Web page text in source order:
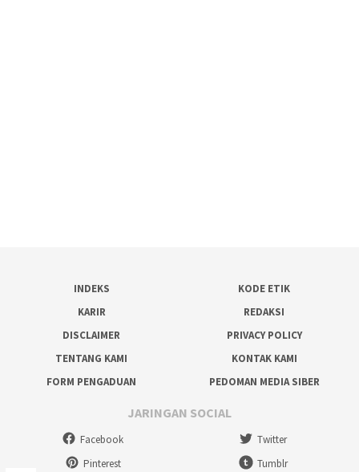
INDEKS
KODE ETIK
KARIR
REDAKSI
DISCLAIMER
PRIVACY POLICY
TENTANG KAMI
KONTAK KAMI
FORM PENGADUAN
PEDOMAN MEDIA SIBER
JARINGAN SOCIAL
Facebook
Twitter
Pinterest
Tumblr